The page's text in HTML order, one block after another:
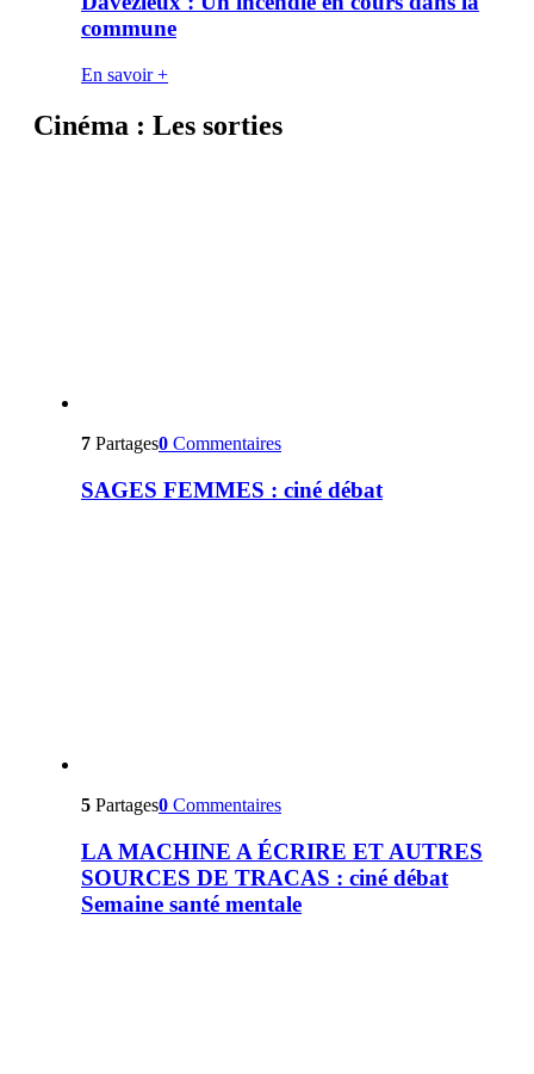
commune
En savoir +
Cinéma : Les sorties
7 Partages0 Commentaires
SAGES FEMMES : ciné débat
5 Partages0 Commentaires
LA MACHINE A ÉCRIRE ET AUTRES
SOURCES DE TRACAS : ciné débat
Semaine santé mentale